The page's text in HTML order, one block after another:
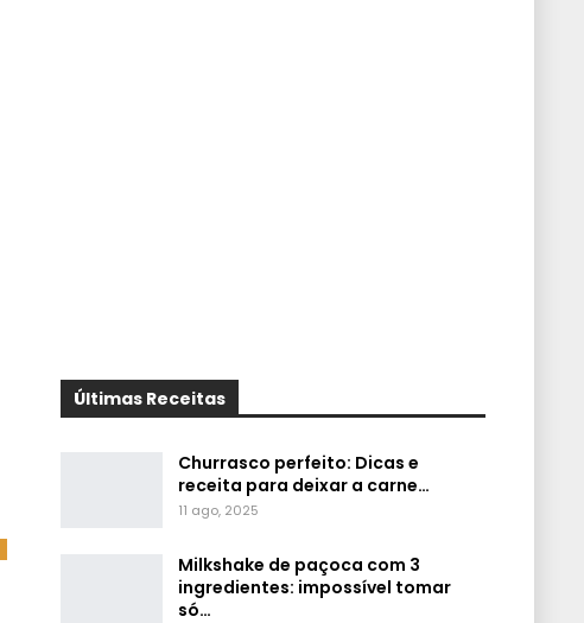
Últimas Receitas
Churrasco perfeito: Dicas e
receita para deixar a carne…
11 ago, 2025
Milkshake de paçoca com 3
ingredientes: impossível tomar
só…